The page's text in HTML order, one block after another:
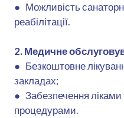
● Можливість
реабілітації.
2. Медичне
● Безкоштовне
закладах;
● Забезпечення ліками
процедурами.